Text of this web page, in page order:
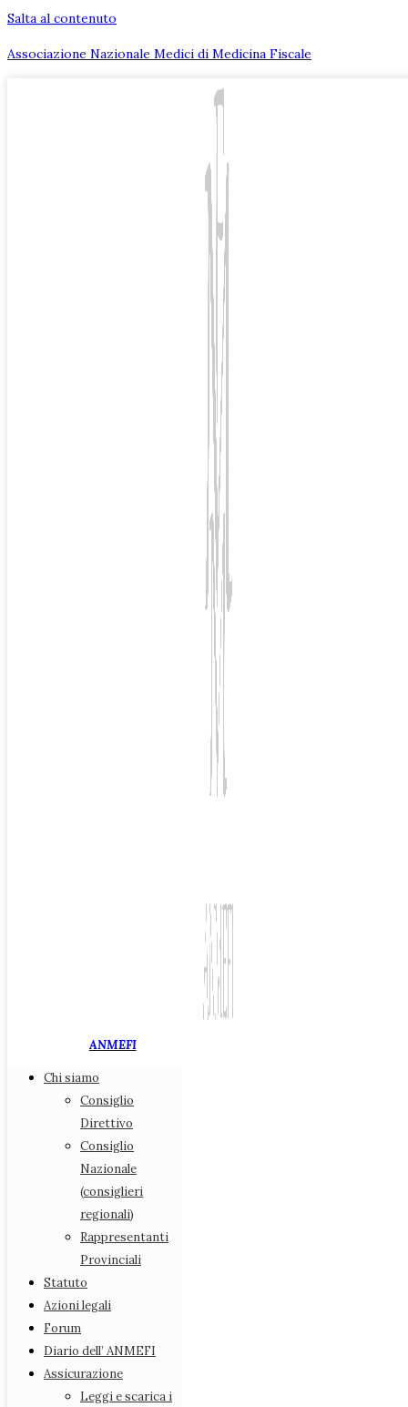
Salta al contenuto
Associazione Nazionale Medici di Medicina Fiscale
ANMEFI
Chi siamo
Consiglio
Direttivo
Consiglio
Nazionale
(consiglieri
regionali)
Rappresentanti
Provinciali
Statuto
Azioni legali
Forum
Diario dell’ ANMEFI
Assicurazione
Leggi e scarica i
Associazione Nazionale
Medici di Medicina Fiscale
Chi siamo
Consiglio Direttivo
Consiglio Nazionale (consiglieri regionali)
Rappresentanti Provinciali
Statuto
Azioni legali
Forum
Diario dell’ ANMEFI
Assicurazione
Leggi e scarica i modelli
Assicurazione obbligatoria